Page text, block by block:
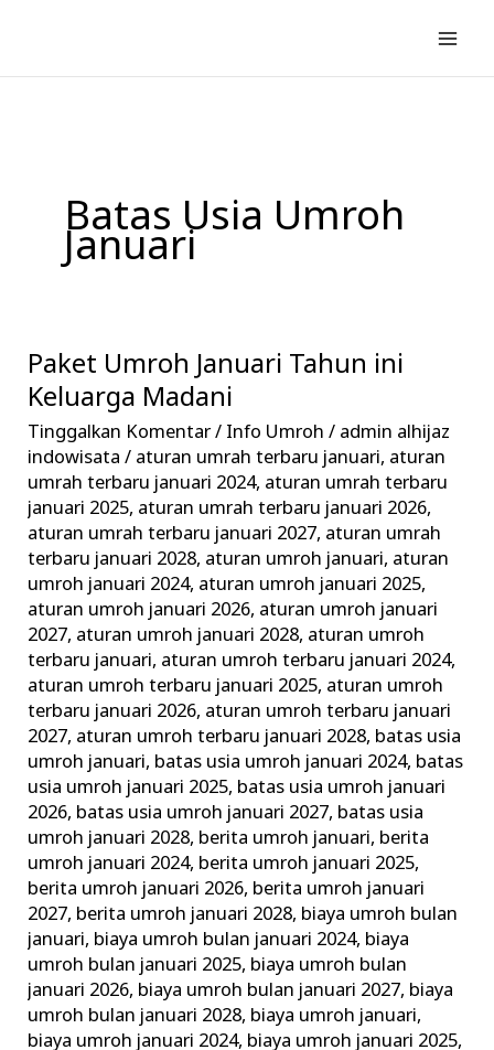
konten
Batas Usia Umroh
Januari
Paket Umroh Januari Tahun ini
Keluarga Madani
Tinggalkan Komentar/ Info Umroh / admin alhijaz
indowisata/ aturan umrah terbaru januari, aturan
umrah terbaru januari 2024, aturan umrah terbaru
januari 2025, aturan umrah terbaru januari 2026,
aturan umrah terbaru januari 2027, aturan umrah
terbaru januari 2028, aturan umroh januari, aturan
umroh januari 2024, aturan umroh januari 2025,
aturan umroh januari 2026, aturan umroh januari
2027, aturan umroh januari 2028, aturan umroh
terbaru januari, aturan umroh terbaru januari 2024,
aturan umroh terbaru januari 2025, aturan umroh
terbaru januari 2026, aturan umroh terbaru januari
2027, aturan umroh terbaru januari 2028, batas usia
umroh januari, batas usia umroh januari 2024, batas
usia umroh januari 2025, batas usia umroh januari
2026, batas usia umroh januari 2027, batas usia
umroh januari 2028, berita umroh januari, berita
umroh januari 2024, berita umroh januari 2025,
berita umroh januari 2026, berita umroh januari
2027, berita umroh januari 2028, biaya umroh bulan
januari, biaya umroh bulan januari 2024, biaya
umroh bulan januari 2025, biaya umroh bulan
januari 2026, biaya umroh bulan januari 2027, biaya
umroh bulan januari 2028, biaya umroh januari,
biaya umroh januari 2024, biaya umroh januari 2025,
Paket
Umroh
Januari
Tahun
ini
Keluarga
Madani